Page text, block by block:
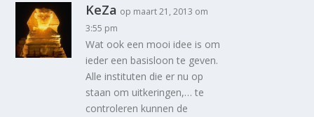
KeZa op maart 21, 2013 om
3:55 pm
Wat ook een mooi idee is om
ieder een basisloon te geven.
Alle instituten die er nu op
staan om uitkeringen,… te
controleren kunnen de